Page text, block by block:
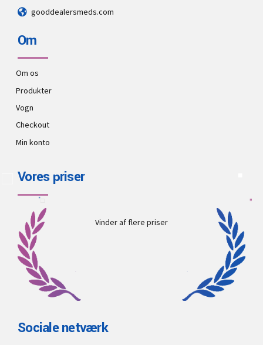
gooddealersmeds.com
Om
Om os
Produkter
Vogn
Checkout
Min konto
Vores priser
Vinder af flere priser
Sociale netværk